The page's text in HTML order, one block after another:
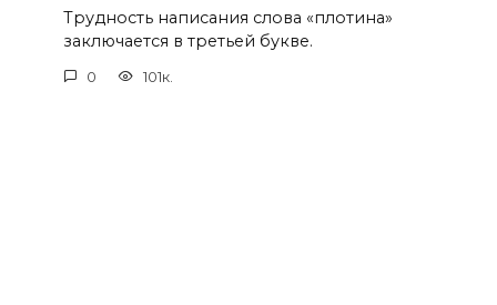
Трудность написания слова «плотина»
заключается в третьей букве.
0 101к.